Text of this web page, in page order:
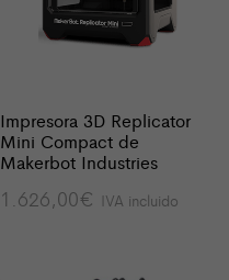
Impresora 3D Replicator
Mini Compact de
Makerbot Industries
1.626,00€ IVA incluido